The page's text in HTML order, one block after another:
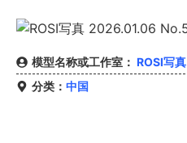
模型名称或工作室： ROSI写真
分类： 中国